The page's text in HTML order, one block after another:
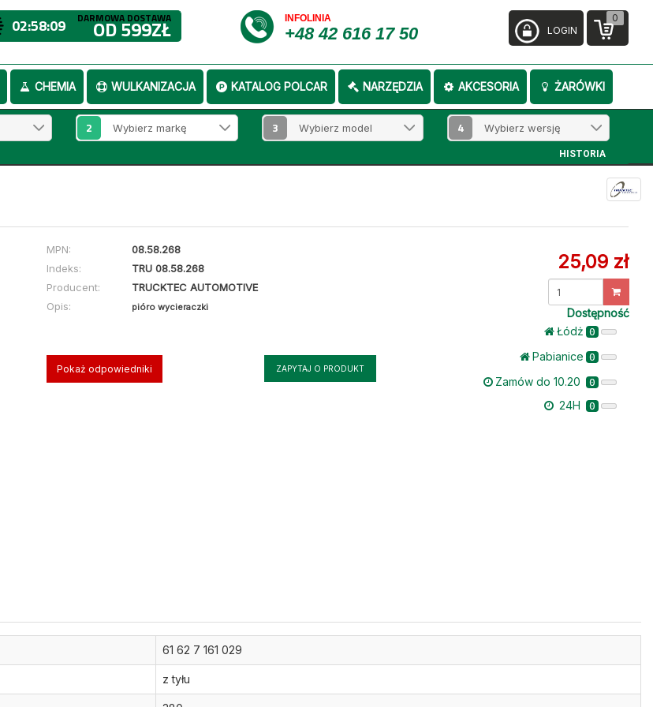
02:58:08 DARMOWA DOSTAWA
OD 599ZŁ INFOLINIA
+48 42 616 17 50
CHEMIA WULKANIZACJA KATALOG POLCAR NARZĘDZIA AKCESORIA ŻARÓWKI
0
LOGIN
2 3 4
HISTORIA
MPN:
08.58.268
Indeks:
TRU 08.58.268
Producent:
TRUCKTEC AUTOMOTIVE
Opis:
pióro wycieraczki
Pokaż odpowiedniki ZAPYTAJ O PRODUKT
25,09 zł
Dostępność
Łódż 0
Pabianice 0
Zamów do 10.20 0
24H 0
61 62 7 161 029
z tyłu